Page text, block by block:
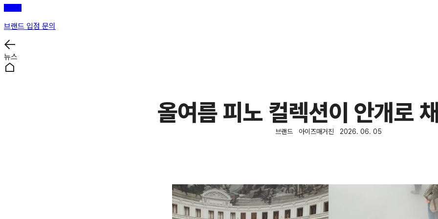
브랜드 입점 문의
뉴스
올여름 피노 컬렉션이 안개로
브랜드 아이즈매거진 2026. 06. 05